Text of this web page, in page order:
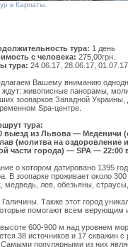
в Карпаты.
тура: 1 день
с человека: 275,00грн.
тура: 24.06.17, 28.06.17,
Вашему вниманию
ждут: живописные панорамы,
зоопарков Западной
Spa-центре.
тура:
выезд из Львова — Меденичи
(молитва на оздоровление
части города) — SPA —
о котором датировано 1395
В зоопарке проживает около
лев, обезьяны,
Также этот город
помогают всем верующим
600-900 м над уровнем
38 источников и 17 скважин
Самыми популярными из них